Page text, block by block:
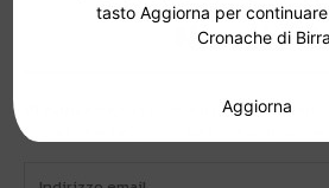
è la nostra newsletter
iniziative ed eventi sulla birra artigianale.
tasto Aggiorna per
Cronache di
Aggiorna